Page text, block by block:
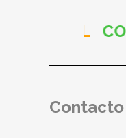
BRASIL
Contacto